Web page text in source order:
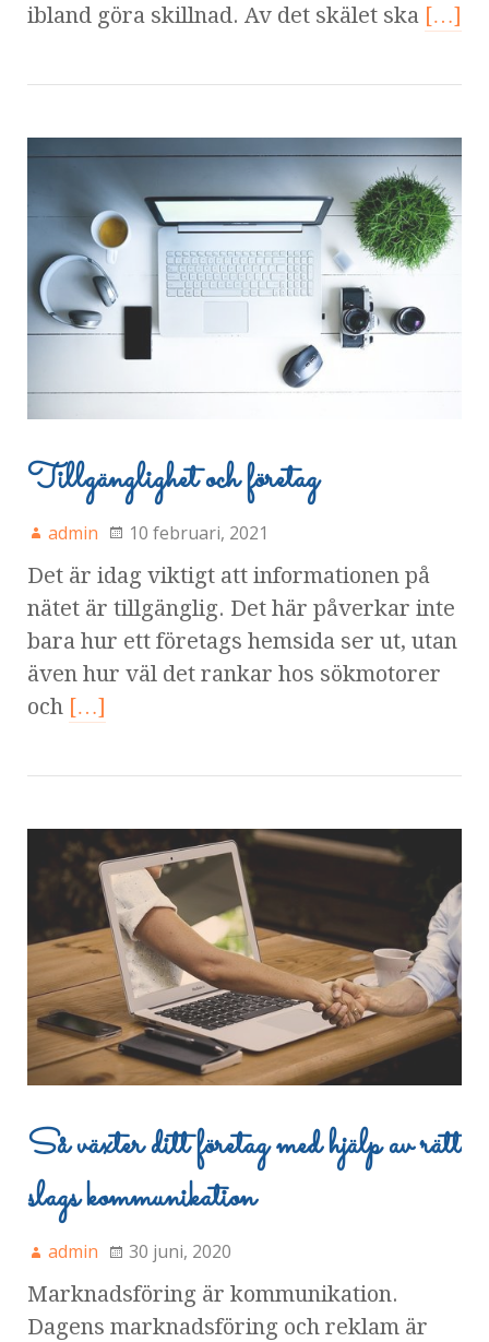
ibland göra skillnad. Av det skälet ska […]
Tillgänglighet och företag
admin 10 februari, 2021
Det är idag viktigt att informationen på
nätet är tillgänglig. Det här påverkar inte
bara hur ett företags hemsida ser ut, utan
även hur väl det rankar hos sökmotorer
och […]
Så växter ditt företag med hjälp av rätt
slags kommunikation
admin 30 juni, 2020
Marknadsföring är kommunikation.
Dagens marknadsföring och reklam är